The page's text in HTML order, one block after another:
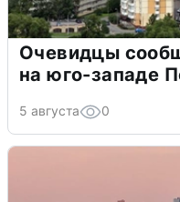
Очевидцы
на юго-западе
5 августа 0